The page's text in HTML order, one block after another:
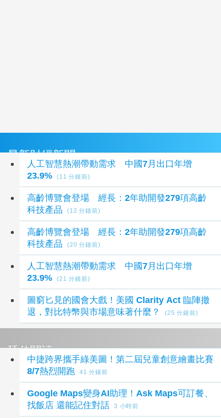
最新財經新聞
人工智慧熱潮帶動需求 中國7月出口年增
23.9%
(11 分鐘前)
高齡博覽會登場 經長：2年助開發279項高齡
科技產品
(12 分鐘前)
高齡博覽會登場 經長：2年助開發279項高齡
科技產品
(20 分鐘前)
人工智慧熱潮帶動需求 中國7月出口年增
23.9%
(21 分鐘前)
圖窮匕見的國會大戲！美國 Clarity Act 臨陣撤
退，對比特幣與市場意味著什麼？
(25 分鐘前)
延伸閱讀
中捷跨界攜手綠美圖！第二屆兒童創意繪畫比賽
8/7熱烈開跑
41 分鐘前
Google Maps變身AI助理！Ask Maps可訂餐、
找飯店 還能記住對話
3 小時前